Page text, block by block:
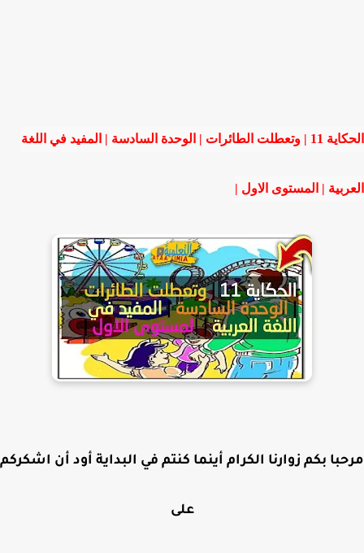
الحكاية 11 | وتعطلت الطائرات | الوحدة السادسة | المفيد في اللغة
العربية | المستوى الاول |
مرحبا بكم زوارنا الكرام أينما كنتم في البداية أود أن اشكركم
على